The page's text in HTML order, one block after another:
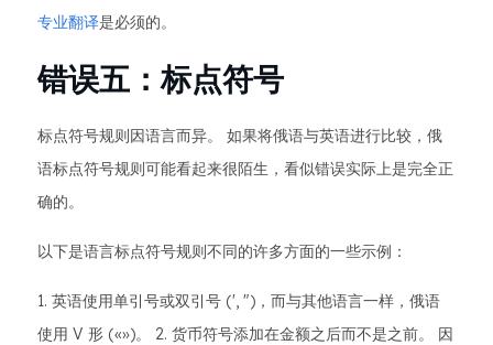
专业翻译是必须的。
错误五：标点符号
标点符号规则因语言而异。 如果将俄语与英语进行比较，俄
语标点符号规则可能看起来很陌生，看似错误实际上是完全正
确的。
以下是语言标点符号规则不同的许多方面的一些示例：
1. 英语使用单引号或双引号 (', ")，而与其他语言一样，俄语
使用 V 形 («»)。 2. 货币符号添加在金额之后而不是之前。 因